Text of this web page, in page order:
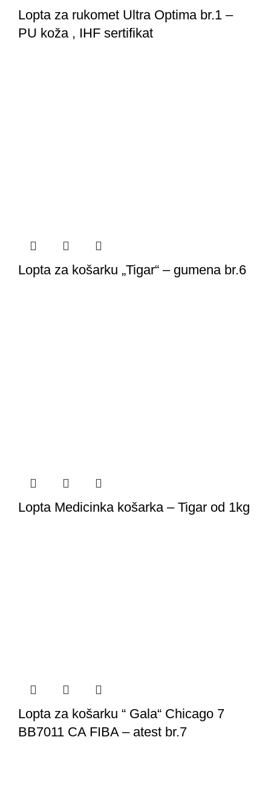
Lopta za rukomet Ultra Optima br.1 –
PU koža , IHF sertifikat
Lopta za košarku „Tigar“ – gumena br.6
Lopta Medicinka košarka – Tigar od 1kg
Lopta za košarku “ Gala“ Chicago 7
BB7011 CA FIBA – atest br.7